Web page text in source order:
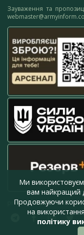
Зауваження та
press@armyinform.com.ua
Ми
вам найкращий
Продовжуючи
на
політику